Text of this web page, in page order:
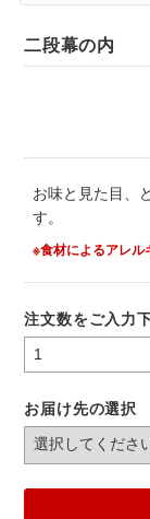
二段幕の内
お味と見た目、
す。
※食材によるアレ
注文数をご入力
お届け先の選択